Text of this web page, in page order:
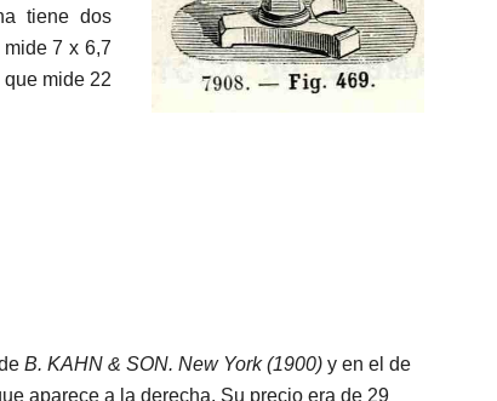
tiene dos
7 x 6,7
mide 22
B. KAHN & SON. New York (1900) y en el de
aparece a la derecha. Su precio era de 29